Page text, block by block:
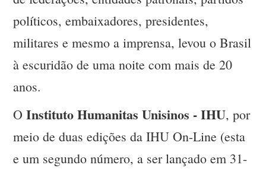
políticos, embaixadores, presidentes,
militares e mesmo a imprensa, levou o Brasil
à escuridão de uma noite com mais de 20
anos.
OInstituto Humanitas Unisinos - IHU, por
meio de duas edições da IHU On-Line (esta
e um segundo número, a ser lançado em 31-